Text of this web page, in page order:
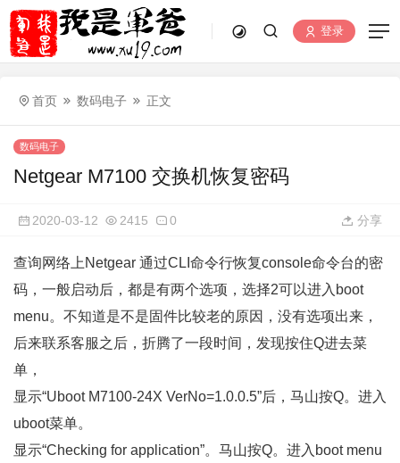
登录
首页 数码电子 正文
数码电子
Netgear M7100 交换机恢复密码
2020-03-12 2415 0 分享
查询网络上Netgear 通过CLI命令行恢复console命令台的密
码，一般启动后，都是有两个选项，选择2可以进入boot
menu。不知道是不是固件比较老的原因，没有选项出来，
后来联系客服之后，折腾了一段时间，发现按住Q进去菜
单，
显示“Uboot M7100-24X VerNo=1.0.0.5”后，马山按Q。进入
uboot菜单。
显示“Checking for application”。马山按Q。进入boot menu